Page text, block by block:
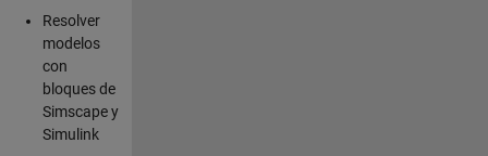
Resolver
modelos
con
bloques de
Simscape y
Simulink